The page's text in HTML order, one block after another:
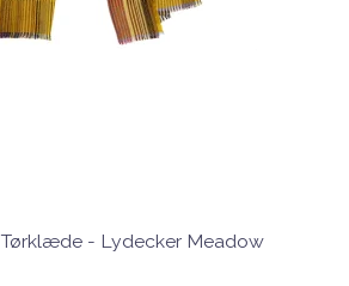
- Lydecker Meadow